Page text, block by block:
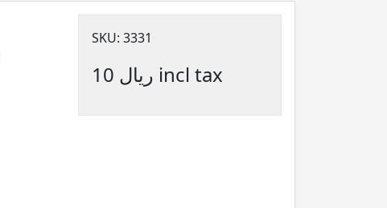
SKU: 3331
10 ریال incl tax